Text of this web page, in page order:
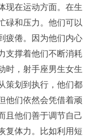
现在运动方面。在生
碌和压力。他们可以
疲倦。因为他们内心
支撑着他们不断消耗
时，射手座男生女生
策划到执行，他们都
他们依然会凭借着顽
且他们善于调节自己
复体力。比如利用短